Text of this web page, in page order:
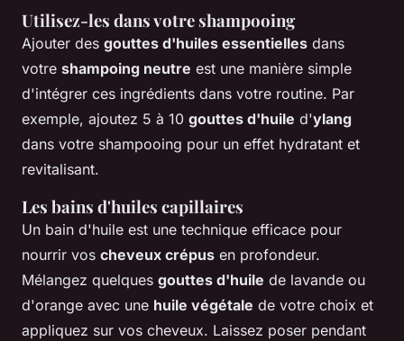
Utilisez-les dans votre shampooing
Ajouter des gouttes d'huiles essentielles dans
votre shampoing neutre est une manière simple
d'intégrer ces ingrédients dans votre routine. Par
exemple, ajoutez 5 à 10 gouttes d'huile d'ylang
dans votre shampooing pour un effet hydratant et
revitalisant.
Les bains d'huiles capillaires
Un bain d'huile est une technique efficace pour
nourrir vos cheveux crépus en profondeur.
Mélangez quelques gouttes d'huile de lavande ou
d'orange avec une huile végétale de votre choix et
appliquez sur vos cheveux. Laissez poser pendant